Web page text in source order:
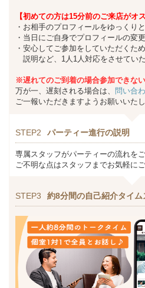
【初めての方は15分前のご来店がオス
・お相手のプロフィールをゆっくり
・当日にご自身でプロフィールの変
・安心してご参加をしていただくた
説明など、1人1人対応をさせてい
※遅れてのご到着の場合参加できな
万が一、遅刻される場合は、 問い合
ご一報いただきますようお願いいたし
STEP2 パーティー進行の説明
専属スタッフがパーティーの流れを
ご不明な点はスタッフまでお気軽に
STEP3 約8分間の自己紹介タイム